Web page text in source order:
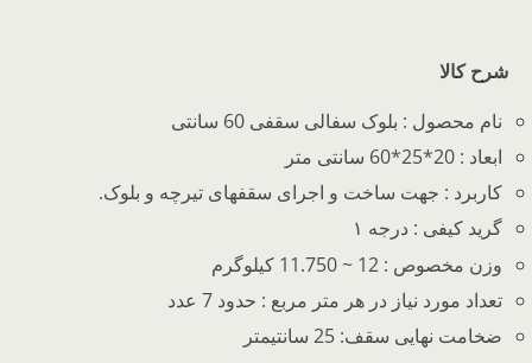
شرح کالا
نام محصول : بلوک سفالی سقفی 60 سانتی
ابعاد : 20*25*60 سانتی متر
کاربرد : جهت ساخت و اجرای سقفهای تیرچه و بلوک.
گرید کیفی : درجه ۱
وزن مخصوص : 12 ~ 11.750 کیلوگرم
تعداد مورد نیاز در هر متر مربع : حدود 7 عدد
ضخامت نهایی سقف: 25 سانتیمتر